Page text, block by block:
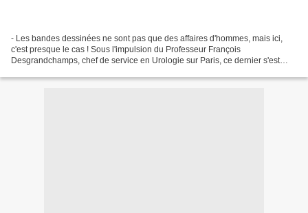
- Les bandes dessinées ne sont pas que des affaires d'hommes, mais ici,
c'est presque le cas ! Sous l'impulsion du Professeur François
Desgrandchamps, chef de service en Urologie sur Paris, ce dernier s'est